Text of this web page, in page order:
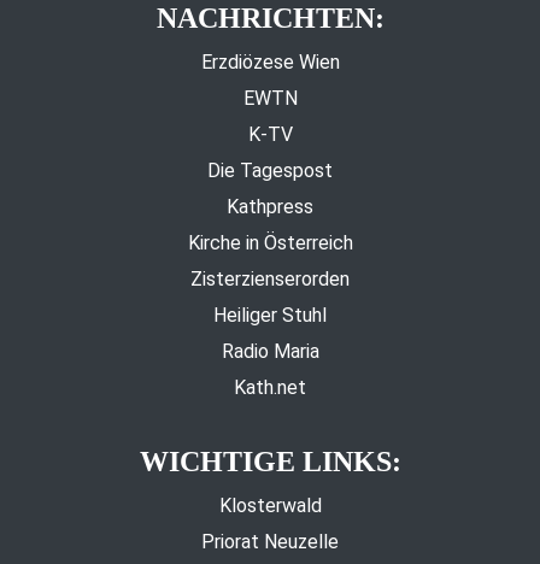
NACHRICHTEN:
Erzdiözese Wien
EWTN
K-TV
Die Tagespost
Kathpress
Kirche in Österreich
Zisterzienserorden
Heiliger Stuhl
Radio Maria
Kath.net
WICHTIGE LINKS:
Klosterwald
Priorat Neuzelle